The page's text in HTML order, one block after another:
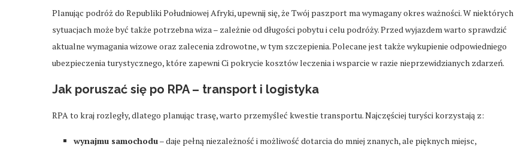
Planując podróż do Republiki Południowej Afryki, upewnij się, że Twój paszport ma wymagany okres ważności. W niektórych
sytuacjach może być także potrzebna wiza – zależnie od długości pobytu i celu podróży. Przed wyjazdem warto sprawdzić
aktualne wymagania wizowe oraz zalecenia zdrowotne, w tym szczepienia. Polecane jest także wykupienie odpowiedniego
ubezpieczenia turystycznego, które zapewni Ci pokrycie kosztów leczenia i wsparcie w razie nieprzewidzianych zdarzeń.
Jak poruszać się po RPA – transport i logistyka
RPA to kraj rozległy, dlatego planując trasę, warto przemyśleć kwestie transportu. Najczęściej turyści korzystają z:
wynajmu samochodu– daje pełną niezależność i możliwość dotarcia do mniej znanych, ale pięknych miejsc,